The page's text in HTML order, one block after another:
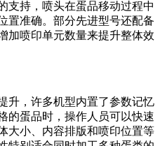
支持，喷头在蛋品移动过程中
置准确。部分先进型号还配备
加喷印单元数量来提升整体效
升，许多机型内置了参数记忆
的蛋品时，操作人员可以快速
大小、内容排版和喷印位置等